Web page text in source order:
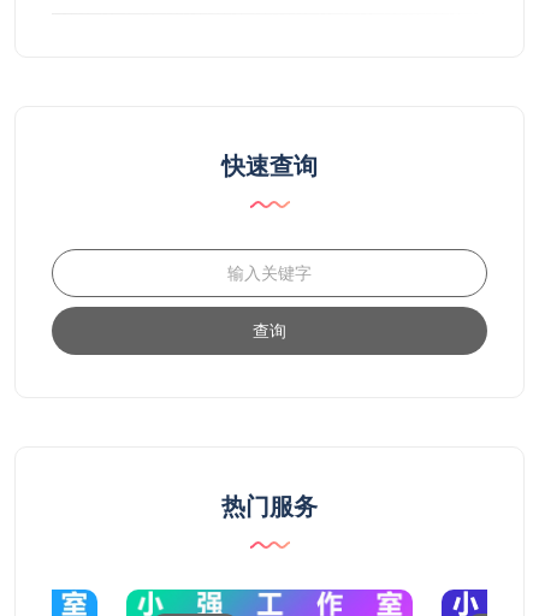
快速查询
查询
热门服务